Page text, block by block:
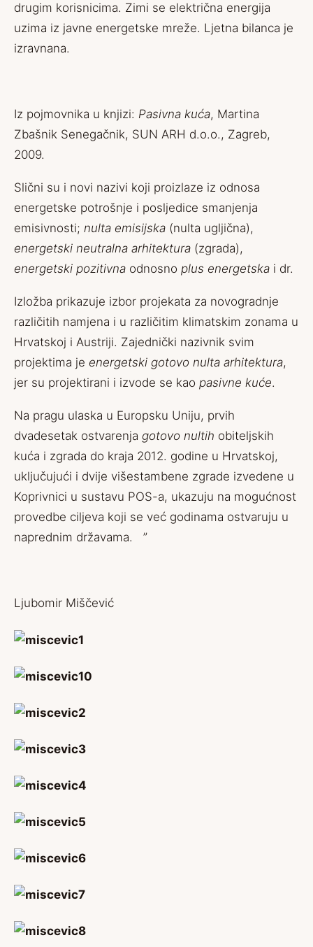
drugim korisnicima. Zimi se električna energija
uzima iz javne energetske mreže. Ljetna bilanca je
izravnana.
Iz pojmovnika u knjizi: Pasivna kuća, Martina
Zbašnik Senegačnik, SUN ARH d.o.o., Zagreb,
2009.
Slični su i novi nazivi koji proizlaze iz odnosa
energetske potrošnje i posljedice smanjenja
emisivnosti; nulta emisijska (nulta ugljična),
energetski neutralna arhitektura (zgrada),
energetski pozitivna odnosno plus energetska i dr.
Izložba prikazuje izbor projekata za novogradnje
različitih namjena i u različitim klimatskim zonama u
Hrvatskoj i Austriji. Zajednički nazivnik svim
projektima je energetski gotovo nulta arhitektura,
jer su projektirani i izvode se kao pasivne kuće.
Na pragu ulaska u Europsku Uniju, prvih
dvadesetak ostvarenja gotovo nultih obiteljskih
kuća i zgrada do kraja 2012. godine u Hrvatskoj,
uključujući i dvije višestambene zgrade izvedene u
Koprivnici u sustavu POS-a, ukazuju na mogućnost
provedbe ciljeva koji se već godinama ostvaruju u
naprednim državama. ”
Ljubomir Miščević